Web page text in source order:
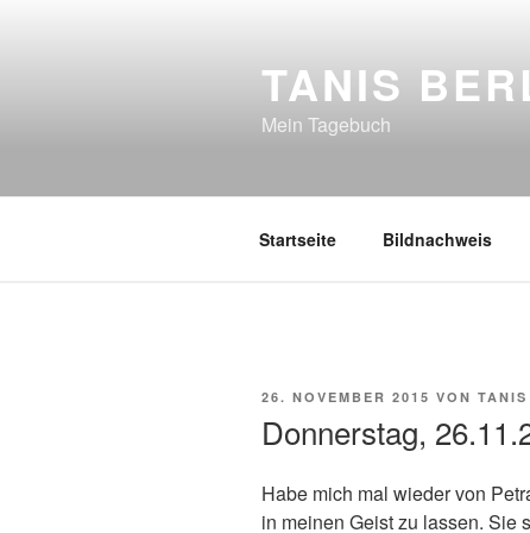
TANIS
Mein Tagebuch
Startseite Bildnachweis
VERÖFFENTLICHT
26. NOVEMBER 2015 VON TANIS
Donnerstag,
Habe mich mal wieder von
in meinen Geist zu lassen. Sie